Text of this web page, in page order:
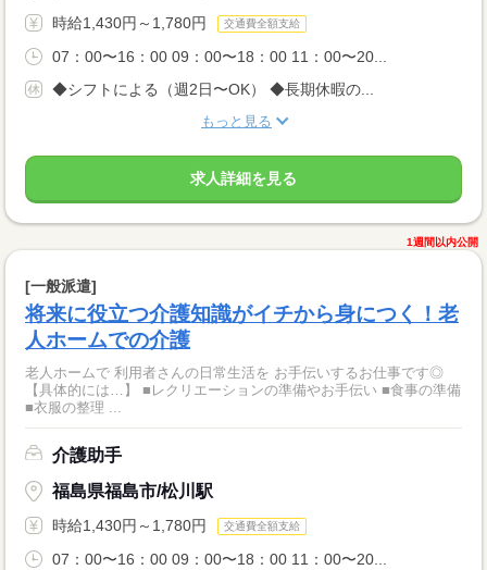
時給1,430円～1,780円 交通費全額支給
07：00〜16：00 09：00〜18：00 11：00〜20...
◆シフトによる（週2日〜OK） ◆長期休暇の...
もっと見る
求人詳細を見る
1週間以内公開
[一般派遣]
将来に役立つ介護知識がイチから身につく！老
人ホームでの介護
老人ホームで 利用者さんの日常生活を お手伝いするお仕事です◎
【具体的には…】 ■レクリエーションの準備やお手伝い ■食事の準備
■衣服の整理 ...
介護助手
福島県福島市/松川駅
時給1,430円～1,780円 交通費全額支給
07：00〜16：00 09：00〜18：00 11：00〜20...